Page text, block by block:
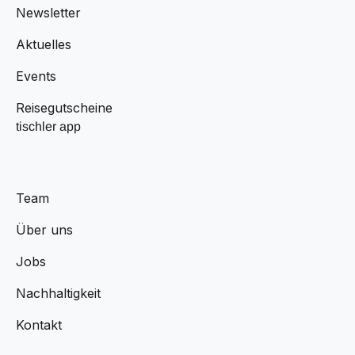
Newsletter
Aktuelles
Events
Reisegutscheine
tischler app
Team
Über uns
Jobs
Nachhaltigkeit
Kontakt